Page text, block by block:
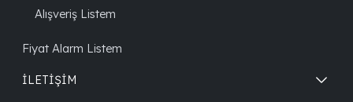
Alışveriş Listem
Fiyat Alarm Listem
İLETİŞİM